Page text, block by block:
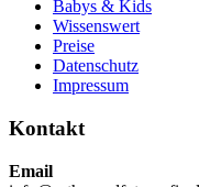
Babys & Kids
Wissenswert
Preise
Datenschutz
Impressum
Kontakt
Email